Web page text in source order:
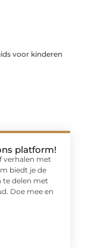
voor kinderen
platform!
verhalen met
biedt je de
te delen met
Doe mee en